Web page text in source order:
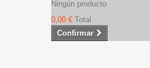
Ningún producto
0,00 € Total
Confirmar